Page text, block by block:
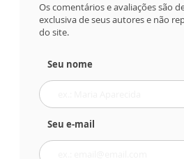
Os comentários e avaliações são
exclusiva de seus autores e não
do site.
Seu nome
Seu e-mail